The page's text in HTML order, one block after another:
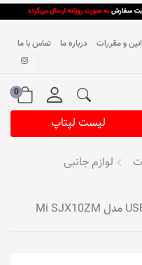
و مقررات درباره ما تماس با ما
0
لیست لپتاپ
لوازم جانبی